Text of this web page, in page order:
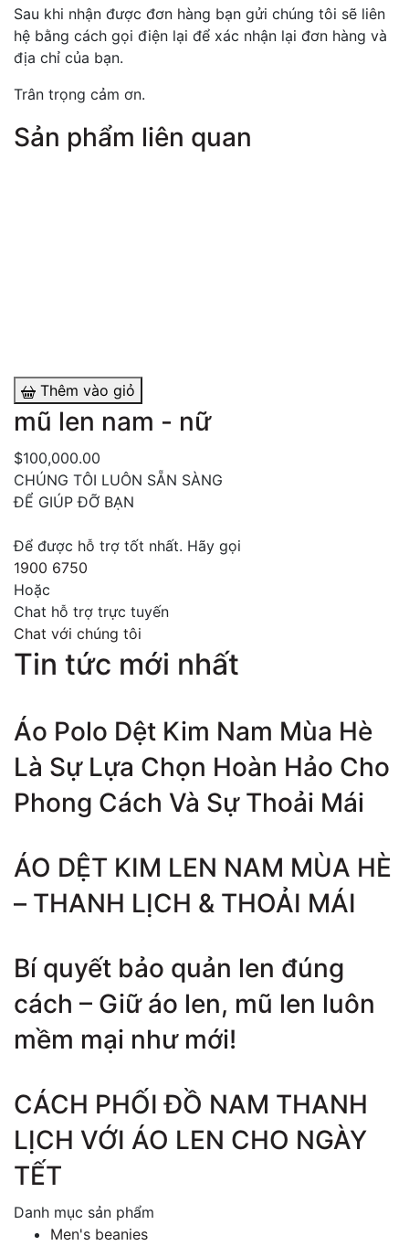
Sau khi nhận được đơn hàng bạn gửi chúng tôi sẽ liên
hệ bằng cách gọi điện lại để xác nhận lại đơn hàng và
địa chỉ của bạn.
Trân trọng cảm ơn.
Sản phẩm liên quan
Thêm vào giỏ
mũ len nam - nữ
$100,000.00
CHÚNG TÔI LUÔN SẴN SÀNG
ĐỂ GIÚP ĐỠ BẠN
Để được hỗ trợ tốt nhất. Hãy gọi
1900 6750
Hoặc
Chat hỗ trợ trực tuyến
Chat với chúng tôi
Tin tức mới nhất
Áo Polo Dệt Kim Nam Mùa Hè
Là Sự Lựa Chọn Hoàn Hảo Cho
Phong Cách Và Sự Thoải Mái
ÁO DỆT KIM LEN NAM MÙA HÈ
– THANH LỊCH & THOẢI MÁI
Bí quyết bảo quản len đúng
cách – Giữ áo len, mũ len luôn
mềm mại như mới!
CÁCH PHỐI ĐỒ NAM THANH
LỊCH VỚI ÁO LEN CHO NGÀY
TẾT
Danh mục sản phẩm
Men's beanies